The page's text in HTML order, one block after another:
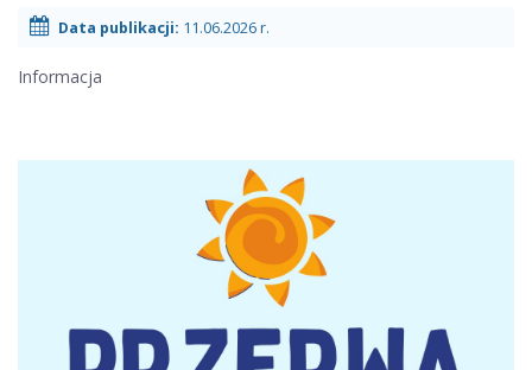
Data publikacji: 11.06.2026 r.
Informacja